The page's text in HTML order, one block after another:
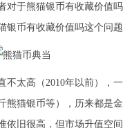
于熊猫银币有收藏价值
币有收藏价值吗这个问题
太高（2010年以前），
熊猫银币等），历来都是
旧很高，但市场升值空